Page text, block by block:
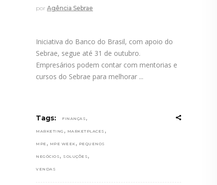
por Agência Sebrae
Iniciativa do Banco do Brasil, com apoio do
Sebrae, segue até 31 de outubro.
Empresários podem contar com mentorias e
cursos do Sebrae para melhorar
Tags: FINANÇAS ,
MARKETING , MARKETPLACES ,
MPE , MPE WEEK , PEQUENOS
NEGÓCIOS , SOLUÇÕES ,
VENDAS